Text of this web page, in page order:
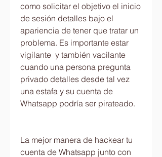
como solicitar el objetivo el inicio
de sesión detalles bajo el
apariencia de tener que tratar un
problema. Es importante estar
vigilante  y también vacilante
cuando una persona pregunta
privado detalles desde tal vez
una estafa y su cuenta de
Whatsapp podría ser pirateado.
La mejor manera de hackear tu
cuenta de Whatsapp junto con